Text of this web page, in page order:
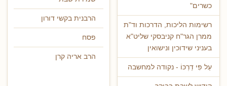
כשרים"
רשימות הליכות, הדרכות וד"ת
ממרן הגר"ח קניבסקי שליט"א
בעניני שידוכין ונישואין
עַל פִּי דַרְכּוֹ - נקודה למחשבה
הרבנית בקשי דורון
פסח
הרב אריה קרן